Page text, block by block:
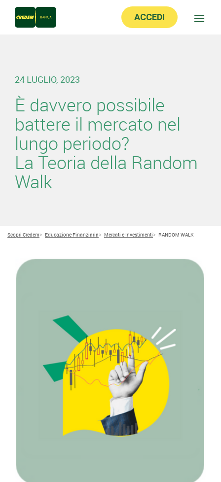
ACCEDI
24 LUGLIO, 2023
È davvero possibile
battere il mercato nel
lungo periodo?
La Teoria della Random
Walk
Scopri Credem Educazione Finanziaria Mercati e Investimenti RANDOM WALK